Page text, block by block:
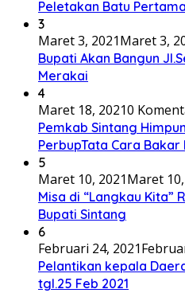
Peletakan Batu
3
Maret 3, 2021Maret 3,
Bupati Akan Bangun
Merakai
4
Maret 18, 20210
Pemkab Sintang
PerbupTata Cara Bakar
5
Maret 10, 2021Maret
Misa di “Langkau Kita”
Bupati Sintang
6
Februari 24, 2021
Pelantikan kepala
tgl.25 Feb 2021